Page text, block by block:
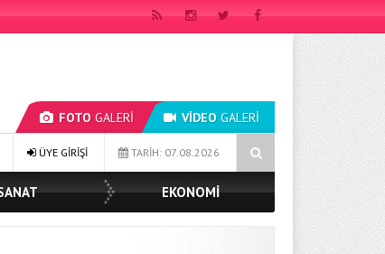
FOTO GALERİ VİDEO GALERİ
YILDIZ TOPAK: ‘SOSYAL BELEDİYECİLİKTE HİÇBİR HEMŞERİMİZİ
TARİH: 07.08.2026
ÜYE GİRİŞİ
EKONOMİ